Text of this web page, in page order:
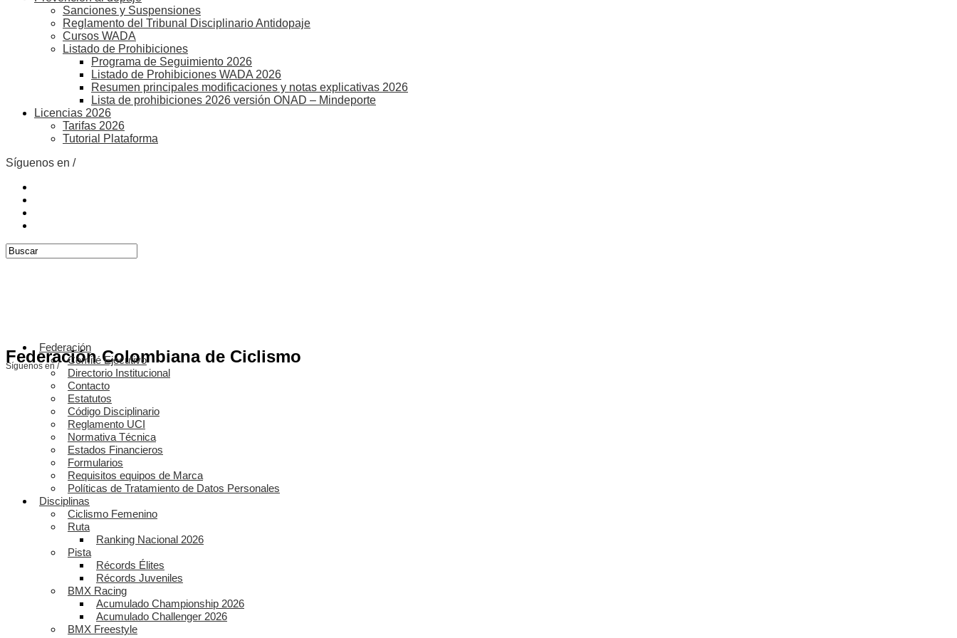
Sanciones y Suspensiones
Reglamento del Tribunal Disciplinario Antidopaje
Cursos WADA
Listado de Prohibiciones
Programa de Seguimiento 2026
Listado de Prohibiciones WADA 2026
Resumen principales modificaciones y notas explicativas 2026
Lista de prohibiciones 2026 versión ONAD – Mindeporte
Licencias 2026
Tarifas 2026
Tutorial Plataforma
Síguenos en /
Federación Colombiana de Ciclismo
Síguenos en /
Federación
Comité Ejecutivo
Directorio Institucional
Contacto
Estatutos
Código Disciplinario
Reglamento UCI
Normativa Técnica
Estados Financieros
Formularios
Requisitos equipos de Marca
Políticas de Tratamiento de Datos Personales
Disciplinas
Ciclismo Femenino
Ruta
Ranking Nacional 2026
Pista
Récords Élites
Récords Juveniles
BMX Racing
Acumulado Championship 2026
Acumulado Challenger 2026
BMX Freestyle